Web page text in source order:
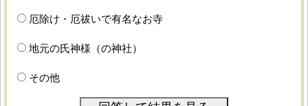
厄除け・厄祓いで有名なお寺
地元の氏神様（の神社）
その他